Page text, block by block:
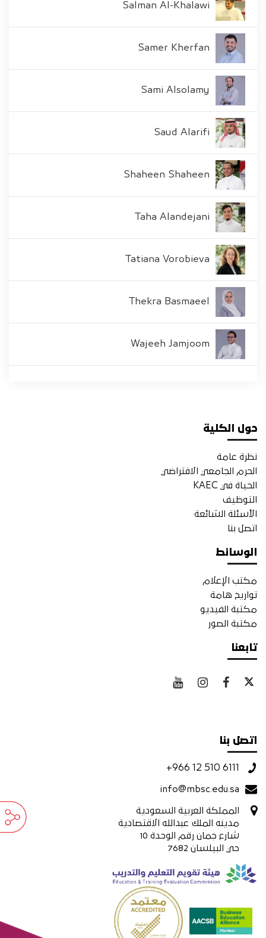
Salman Al-Khalawi
Samer Kherfan
Sami Alsolamy
Saud Alarifi
Shaheen Shaheen
Taha Alandejani
Tatiana Vorobieva
Thekra Basmaeel
Wajeeh Jamjoom
حول الكلية
نظرة عامة
الحرم الجامعي الافتراضي
الحياة في KAEC
التوظيف
الأسئلة الشائعة
اتصل بنا
الوسائط
مكتب الإعلام
تواريخ هامة
مكتبة الفيديو
مكتبة الصور
تابعنا
اتصل بنا
+966 12 510 6111
info@mbsc.edu.sa
المملكة العربية السعودية
مدينه الملك عبدالله الاقتصادية
شارع جمان رقم الوحدة 10
حي البيلسان 7682